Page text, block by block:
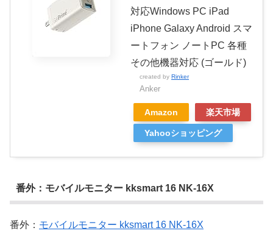
対応Windows PC iPad
iPhone Galaxy Android スマ
ートフォン ノートPC 各種
その他機器対応 (ゴールド)
created by Rinker
Anker
Amazon 楽天市場
Yahooショッピング
番外：モバイルモニター kksmart 16 NK-16X
番外： モバイルモニター kksmart 16 NK-16X